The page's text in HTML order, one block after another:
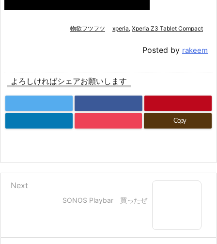
物欲フツフツ xperia, Xperia Z3 Tablet Compact
Posted by rakeem
よろしければシェアお願いします
Copy
SONOS Playbar 買ったぜ
Next